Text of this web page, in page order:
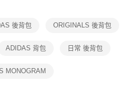
享後付 」之結帳頁面顯示為準，若有關於
款等相關疑問，請聯繫「AFTEE先享後付
support/home
司提供之「AFTEE先享後付」服務完成之交
。
後背包 ORIGINALS 後背包
ADIDAS 背包 日常 後背包
MONOGRAM